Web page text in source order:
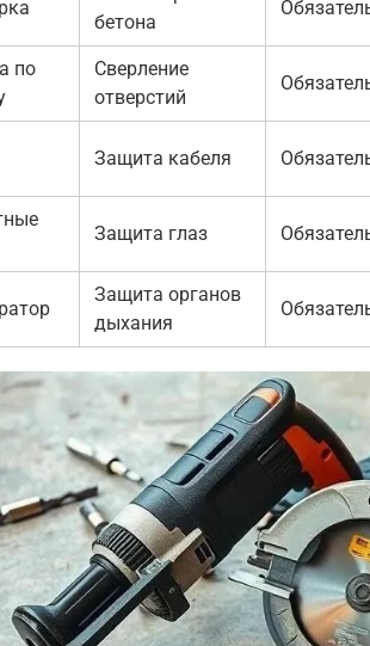
бетона
по
Сверление
отверстий
Защита кабеля
Защита глаз
Защита органов
дыхания